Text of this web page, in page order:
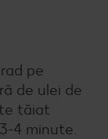
pe
de ulei de
tăiat
4 minute.